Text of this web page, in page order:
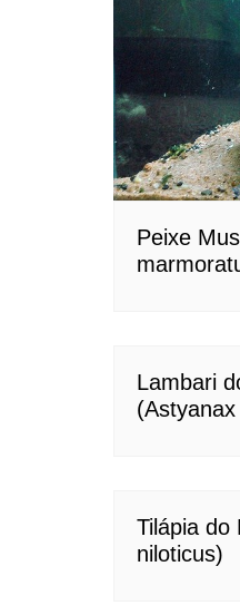
Peixe
Lambari
Tilápia do
niloticus)